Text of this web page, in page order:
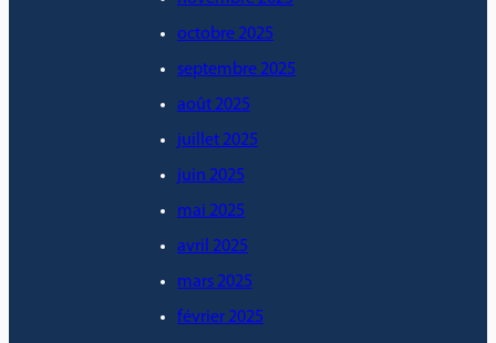
octobre 2025
septembre 2025
août 2025
juillet 2025
juin 2025
mai 2025
avril 2025
mars 2025
février 2025